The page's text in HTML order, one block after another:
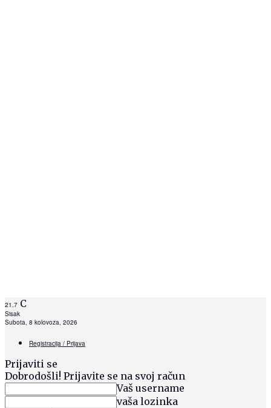
21.7 C
Sisak
Subota, 8 kolovoza, 2026
Registracija / Prijava
Prijaviti se
Dobrodošli! Prijavite se na svoj račun
Vaš username
vaša lozinka